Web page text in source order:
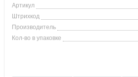
Артикул
Штрихкод
Производитель
Кол-во в упаковке